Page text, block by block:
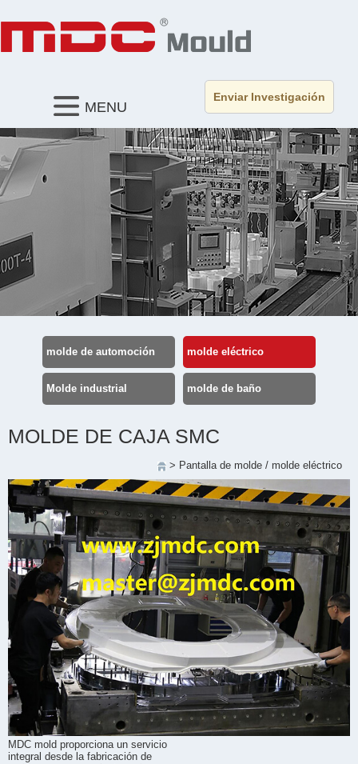
Enviar Investigación
MENU
molde de automoción molde eléctrico
Molde industrial molde de baño
MOLDE DE CAJA SMC
> Pantalla de molde / molde eléctrico
MDC mold proporciona un servicio
integral desde la fabricación de